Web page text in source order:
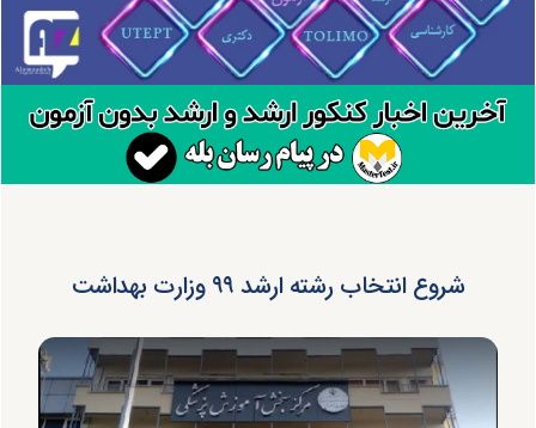
شروع انتخاب رشته ارشد ۹۹ وزارت بهداشت